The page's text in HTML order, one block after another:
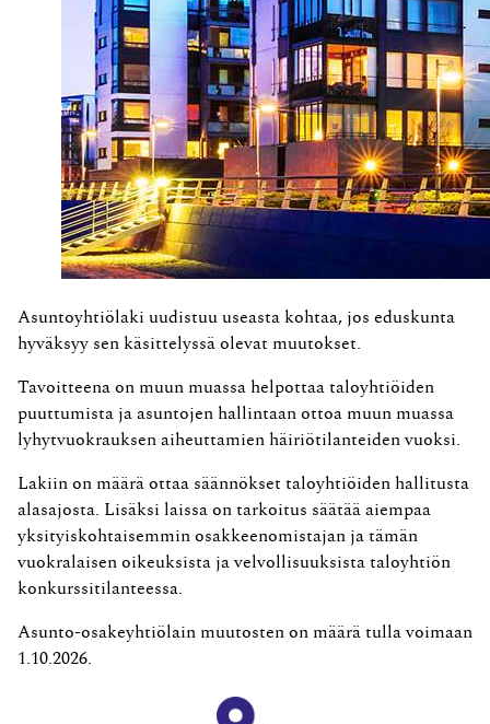
Asuntoyhtiölaki uudistuu useasta kohtaa, jos eduskunta
hyväksyy sen käsittelyssä olevat muutokset.
Tavoitteena on muun muassa helpottaa taloyhtiöiden
puuttumista ja asuntojen hallintaan ottoa muun muassa
lyhytvuokrauksen aiheuttamien häiriötilanteiden vuoksi.
Lakiin on määrä ottaa säännökset taloyhtiöiden hallitusta
alasajosta. Lisäksi laissa on tarkoitus säätää aiempaa
yksityiskohtaisemmin osakkeenomistajan ja tämän
vuokralaisen oikeuksista ja velvollisuuksista taloyhtiön
konkurssitilanteessa.
Asunto-osakeyhtiölain muutosten on määrä tulla voimaan
1.10.2026.